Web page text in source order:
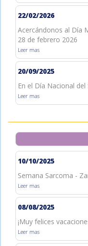
22/02/2026
Acercándonos al Día
28 de febrero 2026
Leer mas
20/09/2025
En el Día Nacional
Leer mas
10/10/2025
Semana Sarcoma -
Leer mas
08/08/2025
¡Muy felices
Leer mas